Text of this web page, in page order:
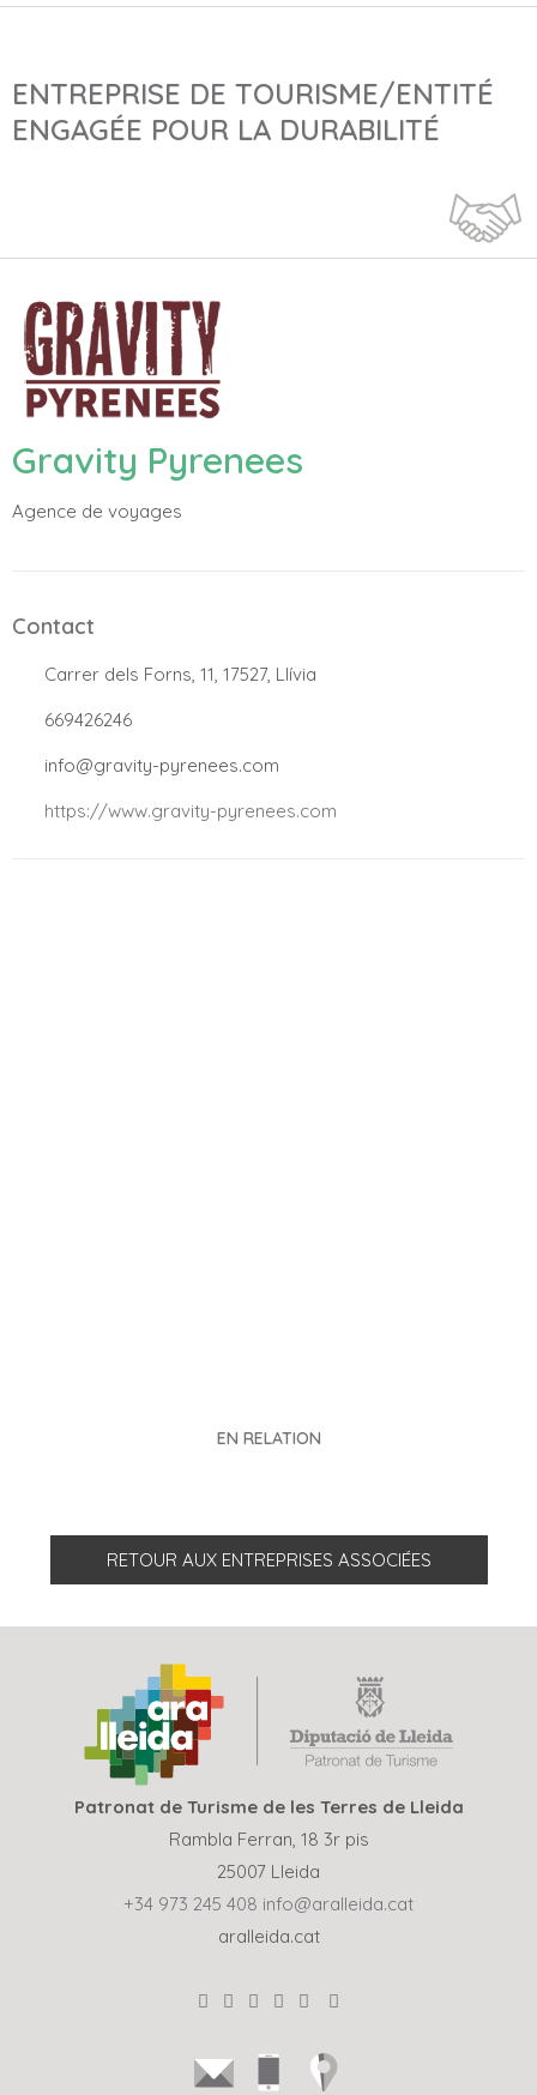
ENTREPRISE DE TOURISME/ENTITÉ
ENGAGÉE POUR LA DURABILITÉ
Gravity Pyrenees
Agence de voyages
Contact
Carrer dels Forns, 11, 17527, Llívia
669426246
info@gravity-pyrenees.com
https://www.gravity-pyrenees.com
EN RELATION
RETOUR AUX ENTREPRISES ASSOCIÉES
Patronat de Turisme de les Terres de Lleida
Rambla Ferran, 18 3r pis
25007 Lleida
+34 973 245 408 info@aralleida.cat
aralleida.cat